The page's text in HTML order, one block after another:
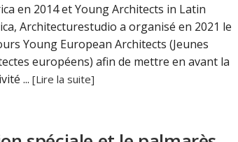
en 2014 et Young Architects in Latin
Architecturestudio a organisé en 2021 le
Young European Architects (Jeunes
européens) afin de mettre en avant la
... [Lire la suite]